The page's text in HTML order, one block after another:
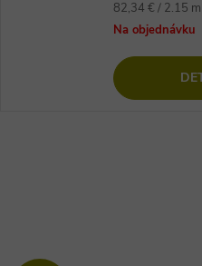
Jednotková
cena:
82,34 € / 2.15
Na objednávku